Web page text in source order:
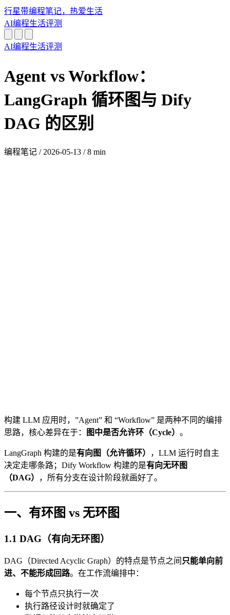
行星带编程笔记，热爱生活
AI编程生活评测
AI编程生活评测
Agent vs Workflow：
LangGraph 循环图与 Dify
DAG 的区别
编程笔记 / 2026-05-13 / 8 min
构建 LLM 应用时，”Agent” 和 “Workflow” 是两种不同的编排
思路，核心差异在于：
图中是否允许环（Cycle） 。
LangGraph 构建的是有向图（允许循环）
，LLM 运行时自主
决定走哪条路；Dify Workflow 构建的是有向无环图
（DAG）
，所有分支在设计阶段就画好了。
一、有环图 vs 无环图
1.1 DAG（有向无环图）
DAG（Directed Acyclic Graph）的特点是节点之间 只能单向前
进、不能形成回路。在工作流编排中：
每个节点只执行一次
执行路径设计时就确定了